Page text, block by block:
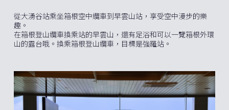
從大湧谷站乘坐箱根空中纜車到早雲山站，享受空中漫步的樂
趣。
在箱根登山纜車換乘站的早雲山，還有足浴和可以一覽箱根外環
山的露台哦。換乘箱根登山纜車，目標是強羅站。